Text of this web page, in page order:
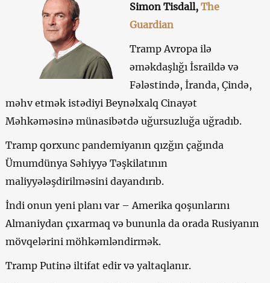
Simon Tisdall, The
Guardian
Tramp Avropa ilə
əməkdaşlığı İsraildə və
Fələstində, İranda, Çində,
məhv etmək istədiyi Beynəlxalq Cinayət
Məhkəməsinə münasibətdə uğursuzluğa uğradıb.
Tramp qorxunc pandemiyanın qızğın çağında
Ümumdünya Səhiyyə Təşkilatının
maliyyələşdirilməsini dayandırıb.
İndi onun yeni planı var – Amerika qoşunlarını
Almaniydan çıxarmaq və bununla da orada Rusiyanın
mövqelərini möhkəmləndirmək.
Tramp Putinə iltifat edir və yaltaqlanır.